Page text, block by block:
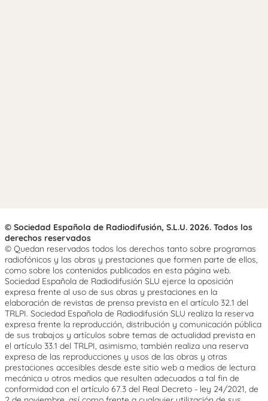
© Sociedad Española de Radiodifusión, S.L.U. 2026. Todos los
derechos reservados
© Quedan reservados todos los derechos tanto sobre programas
radiofónicos y las obras y prestaciones que formen parte de ellos,
como sobre los contenidos publicados en esta página web.
Sociedad Española de Radiodifusión SLU ejerce la oposición
expresa frente al uso de sus obras y prestaciones en la
elaboración de revistas de prensa prevista en el artículo 32.1 del
TRLPI. Sociedad Española de Radiodifusión SLU realiza la reserva
expresa frente la reproducción, distribución y comunicación pública
de sus trabajos y artículos sobre temas de actualidad prevista en
el artículo 33.1 del TRLPI, asimismo, también realiza una reserva
expresa de las reproducciones y usos de las obras y otras
prestaciones accesibles desde este sitio web a medios de lectura
mecánica u otros medios que resulten adecuados a tal fin de
conformidad con el artículo 67.3 del Real Decreto - ley 24/2021, de